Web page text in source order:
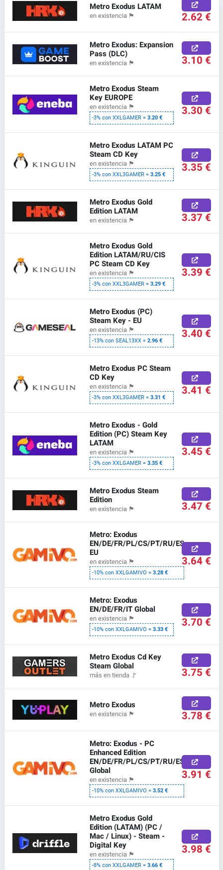
Metro Exodus LATAM
en existencia 🏴 2.62 €
Metro Exodus: Expansion
Pass (DLC)
en existencia 🏴 3.10 €
Metro Exodus Steam
Key EUROPE
en existencia 🏴
-3% con XXLGAMER =3.20 € 3.30 €
Metro Exodus LATAM PC
Steam CD Key
en existencia 🏴
-3% con XXL3GAMER =3.25 € 3.35 €
Metro Exodus Gold
Edition LATAM
en existencia 🏴 3.37 €
Metro Exodus Gold
Edition LATAM/RU/CIS
PC Steam CD Key
en existencia 🏴
-3% con XXL3GAMER =3.29 €
3.39 €
Metro Exodus (PC)
Steam Key - EU
en existencia 🏴
-13% con SEAL13XX =2.96 € 3.40 €
Metro Exodus PC Steam
CD Key
en existencia 🏴
-3% con XXL3GAMER =3.31 € 3.41 €
Metro Exodus - Gold
Edition (PC) Steam Key
LATAM
en existencia 🏴
-3% con XXLGAMER =3.35 €
3.45 €
Metro Exodus Steam
Edition
en existencia 🏴 3.47 €
Metro: Exodus
EN/DE/FR/PL/CS/PT/RU/ES
EU
en existencia 🏴
-10% con XXLGAMIVO =3.28 €
3.64 €
Metro: Exodus
EN/DE/FR/IT Global
en existencia 🏴
-10% con XXLGAMIVO =3.33 € 3.70 €
Metro Exodus Cd Key
Steam Global
más en tienda 🚩 3.75 €
Metro Exodus
en existencia 🏴 3.78 €
Metro: Exodus - PC
Enhanced Edition
EN/DE/FR/PL/CS/PT/RU/ES
Global
en existencia 🏴
-10% con XXLGAMIVO =3.52 €
3.91 €
Metro Exodus Gold
Edition (LATAM) (PC /
Mac / Linux) - Steam -
Digital Key
en existencia 🏴
-8% con XXLGAMER =3.66 €
3.98 €